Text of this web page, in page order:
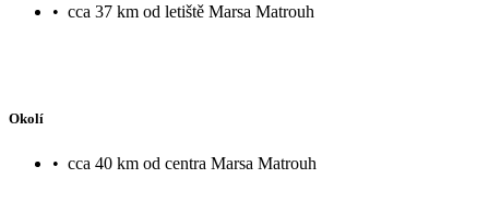
• cca 37 km od letiště Marsa Matrouh
Okolí
• cca 40 km od centra Marsa Matrouh